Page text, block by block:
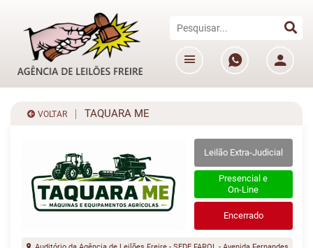
VOLTAR TAQUARA ME
Leilão Extra-Judicial
Presencial e
On-Line
Encerrado